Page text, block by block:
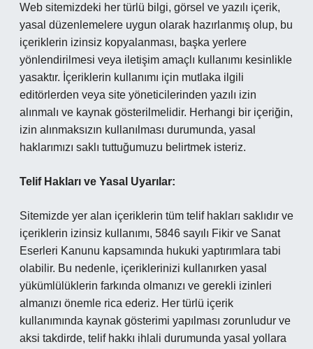
Web sitemizdeki her türlü bilgi, görsel ve yazılı içerik,
yasal düzenlemelere uygun olarak hazırlanmış olup, bu
içeriklerin izinsiz kopyalanması, başka yerlere
yönlendirilmesi veya iletişim amaçlı kullanımı kesinlikle
yasaktır. İçeriklerin kullanımı için mutlaka ilgili
editörlerden veya site yöneticilerinden yazılı izin
alınmalı ve kaynak gösterilmelidir. Herhangi bir içeriğin,
izin alınmaksızın kullanılması durumunda, yasal
haklarımızı saklı tuttuğumuzu belirtmek isteriz.
Telif Hakları ve Yasal Uyarılar:
Sitemizde yer alan içeriklerin tüm telif hakları saklıdır ve
içeriklerin izinsiz kullanımı, 5846 sayılı Fikir ve Sanat
Eserleri Kanunu kapsamında hukuki yaptırımlara tabi
olabilir. Bu nedenle, içeriklerinizi kullanırken yasal
yükümlülüklerin farkında olmanızı ve gerekli izinleri
almanızı önemle rica ederiz. Her türlü içerik
kullanımında kaynak gösterimi yapılması zorunludur ve
aksi takdirde, telif hakkı ihlali durumunda yasal yollara